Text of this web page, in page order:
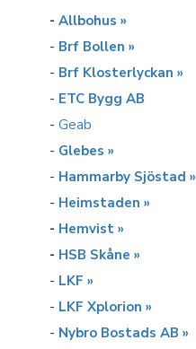
- Allbohus »
- Brf Bollen »
- Brf Klosterlyckan »
- ETC Bygg AB
- Geab
- Glebes »
- Hammarby Sjöstad »
- Heimstaden »
- Hemvist »
- HSB Skåne »
- LKF »
- LKF Xplorion »
- Nybro Bostads AB »